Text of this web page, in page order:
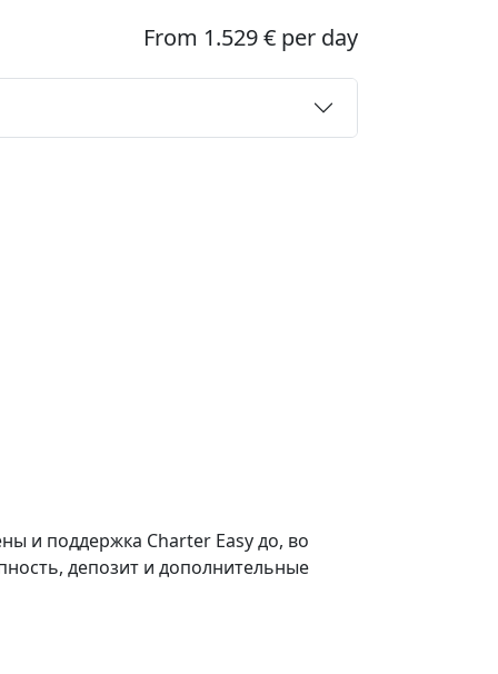
From 1.529 € per day
и поддержка Charter Easy до, во
депозит и дополнительные